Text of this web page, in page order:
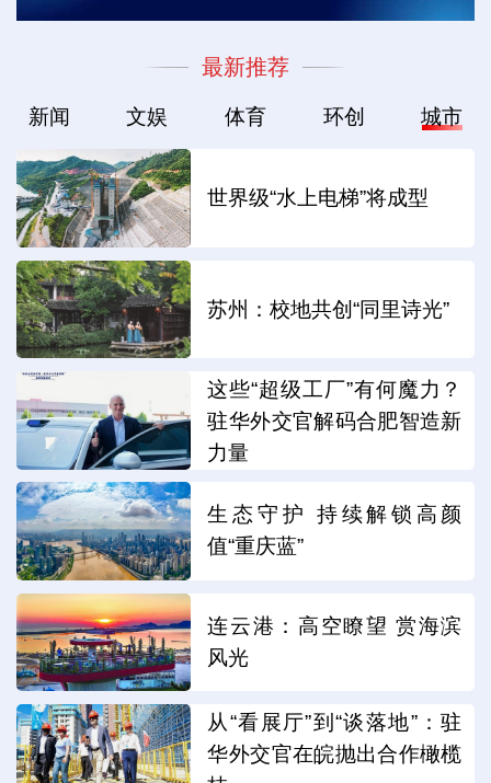
最新推荐
新闻 文娱 体育 环创 城市
世界级“水上电梯”将成型
苏州：校地共创“同里诗光”
这些“超级工厂”有何魔力？
驻华外交官解码合肥智造新
力量
生态守护 持续解锁高颜
值“重庆蓝”
连云港：高空瞭望 赏海滨
风光
从“看展厅”到“谈落地”：驻
华外交官在皖抛出合作橄榄